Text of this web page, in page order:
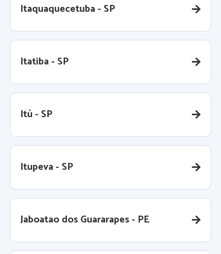
Itaquaquecetuba - SP
Itatiba - SP
Itú - SP
Itupeva - SP
Jaboatao dos Guararapes - PE